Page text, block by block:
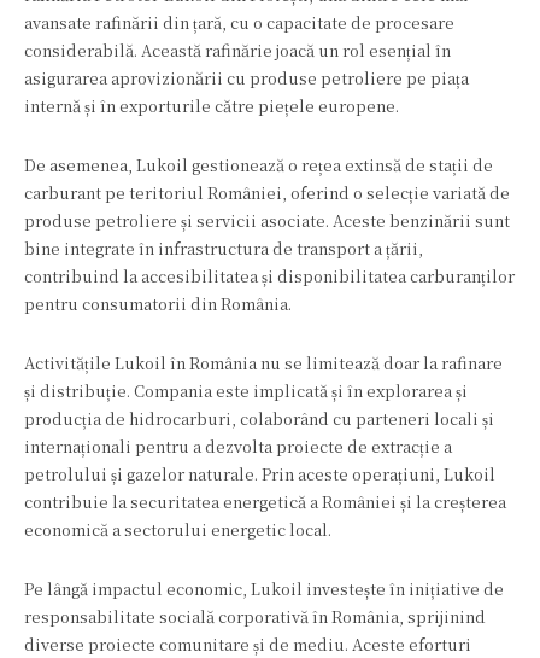
avansate rafinării din țară, cu o capacitate de procesare
considerabilă. Această rafinărie joacă un rol esențial în
asigurarea aprovizionării cu produse petroliere pe piața
internă și în exporturile către piețele europene.
De asemenea, Lukoil gestionează o rețea extinsă de stații de
carburant pe teritoriul României, oferind o selecție variată de
produse petroliere și servicii asociate. Aceste benzinării sunt
bine integrate în infrastructura de transport a țării,
contribuind la accesibilitatea și disponibilitatea carburanților
pentru consumatorii din România.
Activitățile Lukoil în România nu se limitează doar la rafinare
și distribuție. Compania este implicată și în explorarea și
producția de hidrocarburi, colaborând cu parteneri locali și
internaționali pentru a dezvolta proiecte de extracție a
petrolului și gazelor naturale. Prin aceste operațiuni, Lukoil
contribuie la securitatea energetică a României și la creșterea
economică a sectorului energetic local.
Pe lângă impactul economic, Lukoil investește în inițiative de
responsabilitate socială corporativă în România, sprijinind
diverse proiecte comunitare și de mediu. Aceste eforturi